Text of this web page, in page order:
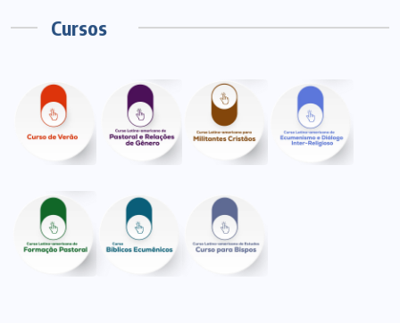
Cursos